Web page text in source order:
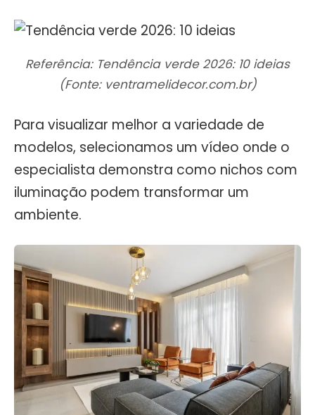
Referência: Tendência verde 2026: 10 ideias
(Fonte: ventramelidecor.com.br)
Para visualizar melhor a variedade de
modelos, selecionamos um vídeo onde o
especialista demonstra como nichos com
iluminação podem transformar um
ambiente.